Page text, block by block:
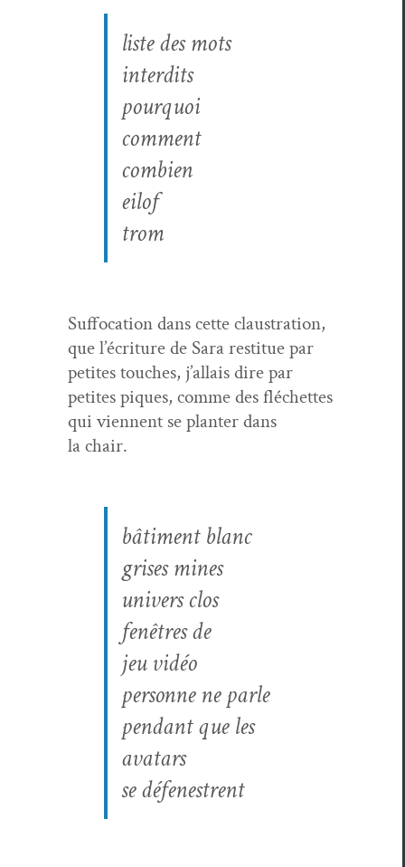
liste des mots
interdits
pourquoi
com­ment
com­bi­en
eilof
trom
Suf­fo­ca­tion dans cette claus­tra­tion,
que l’écri­t­ure de Sara restitue par
petites touch­es, j’al­lais dire par
petites piques, comme des fléchettes
qui vien­nent se planter dans
la chair.
bâti­ment blanc
gris­es mines
univers clos
fenêtres de
jeu vidéo
per­son­ne ne parle
pen­dant que les
avatars
se défen­estrent